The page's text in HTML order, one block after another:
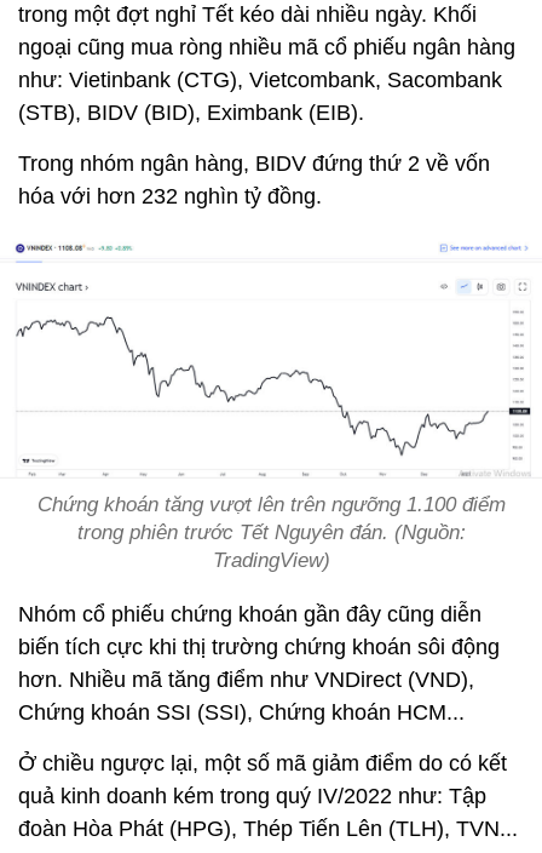
trong một đợt nghỉ Tết kéo dài nhiều ngày. Khối
ngoại cũng mua ròng nhiều mã cổ phiếu ngân hàng
như: Vietinbank (CTG), Vietcombank, Sacombank
(STB), BIDV (BID), Eximbank (EIB).
Trong nhóm ngân hàng, BIDV đứng thứ 2 về vốn
hóa với hơn 232 nghìn tỷ đồng.
Chứng khoán tăng vượt lên trên ngưỡng 1.100 điểm
trong phiên trước Tết Nguyên đán. (Nguồn:
TradingView)
Nhóm cổ phiếu chứng khoán gần đây cũng diễn
biến tích cực khi thị trường chứng khoán sôi động
hơn. Nhiều mã tăng điểm như VNDirect (VND),
Chứng khoán SSI (SSI), Chứng khoán HCM...
Ở chiều ngược lại, một số mã giảm điểm do có kết
quả kinh doanh kém trong quý IV/2022 như: Tập
đoàn Hòa Phát (HPG), Thép Tiến Lên (TLH), TVN...